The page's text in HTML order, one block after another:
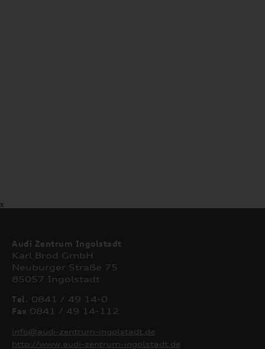
X
Audi Zentrum Ingolstadt
Karl Brod GmbH
Neuburger Straße 75
85057 Ingolstadt
Tel. 0841 / 49 14-0
Fax 0841 / 49 14-112
info@audi-zentrum-ingolstadt.de
http://www.audi-zentrum-ingolstadt.de